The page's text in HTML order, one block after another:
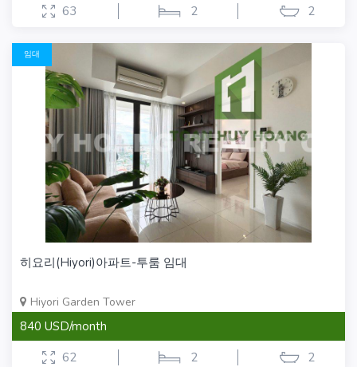
63
2 2
임대
히요리(Hiyori)아파트-투룸 임대
Hiyori Garden Tower
840 USD/month
62
2 2